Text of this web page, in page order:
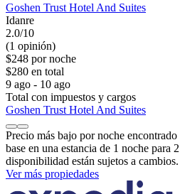
Goshen Trust Hotel And Suites
Idanre
2.0/10
(1 opinión)
$248 por noche
$280 en total
9 ago - 10 ago
Total con impuestos y cargos
Goshen Trust Hotel And Suites
Precio más bajo por noche
base en una estancia de 1 noche para
disponibilidad están sujetos a
Ver más propiedades